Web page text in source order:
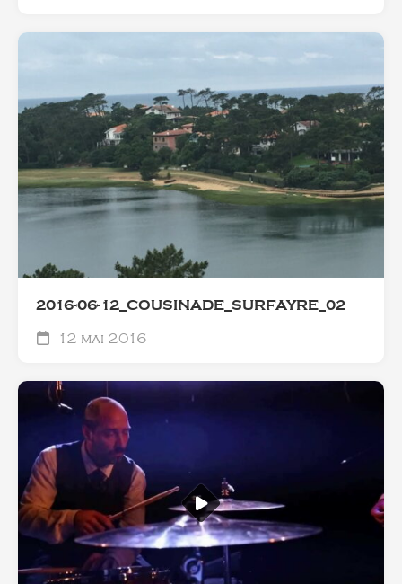
2016-06-12_COUSINADE_SURFAYRE_02
12 mai 2016